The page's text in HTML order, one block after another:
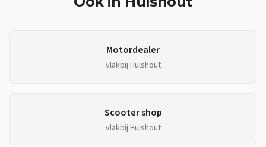
Motordealer
vlakbij Hulshout
Scooter shop
vlakbij Hulshout